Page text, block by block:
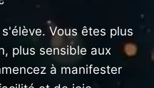
Vous êtes plus
plus sensible aux
à manifester